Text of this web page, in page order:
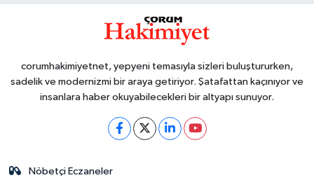
corumhakimiyetnet, yepyeni temasıyla sizleri buluştururken,
sadelik ve modernizmi bir araya getiriyor. Şatafattan kaçınıyor ve
insanlara haber okuyabilecekleri bir altyapı sunuyor.
Nöbetçi Eczaneler